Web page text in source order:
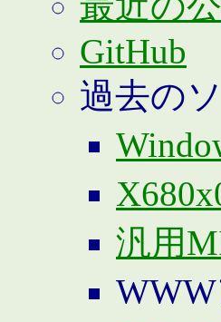
GitHub
過去の
汎用